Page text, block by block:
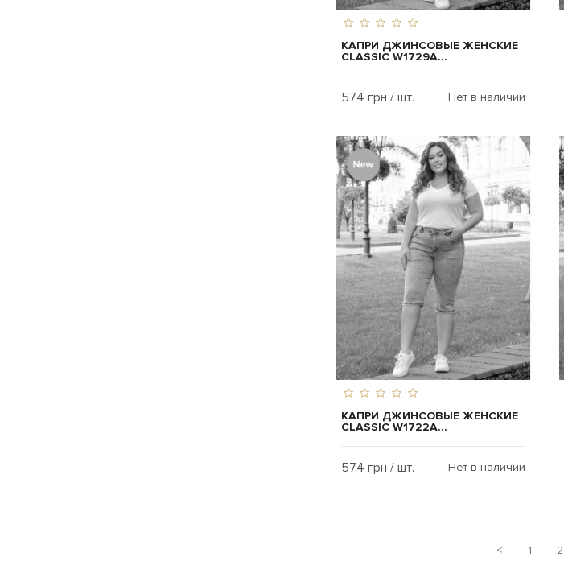
КАПРИ ДЖИНСОВЫЕ ЖЕНСКИЕ
CLASSIC W1729A...
574 грн / шт. Нет в наличии
КАПРИ ДЖИНСОВЫЕ ЖЕНСКИЕ
CLASSIC W1722A...
574 грн / шт. Нет в наличии
< 1 2